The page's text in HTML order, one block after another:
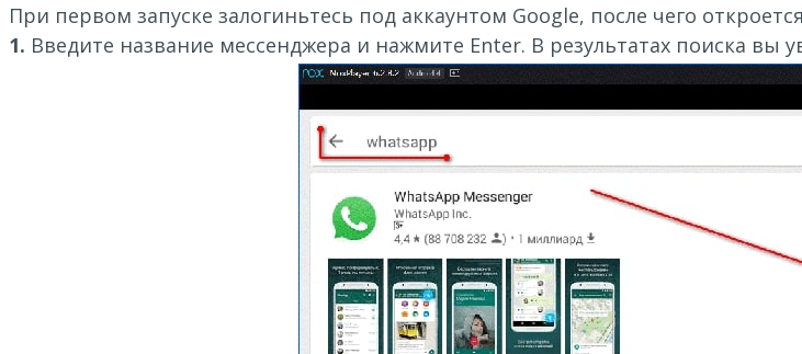
При первом запуске залогиньтесь под аккаунтом Google, после чего
1. Введите название мессенджера и нажмите Enter. В результатах поиска вы